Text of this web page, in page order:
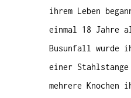
ihrem Leben
einmal 18 Jahre
Busunfall wurde
einer Stahlstange
mehrere Knochen